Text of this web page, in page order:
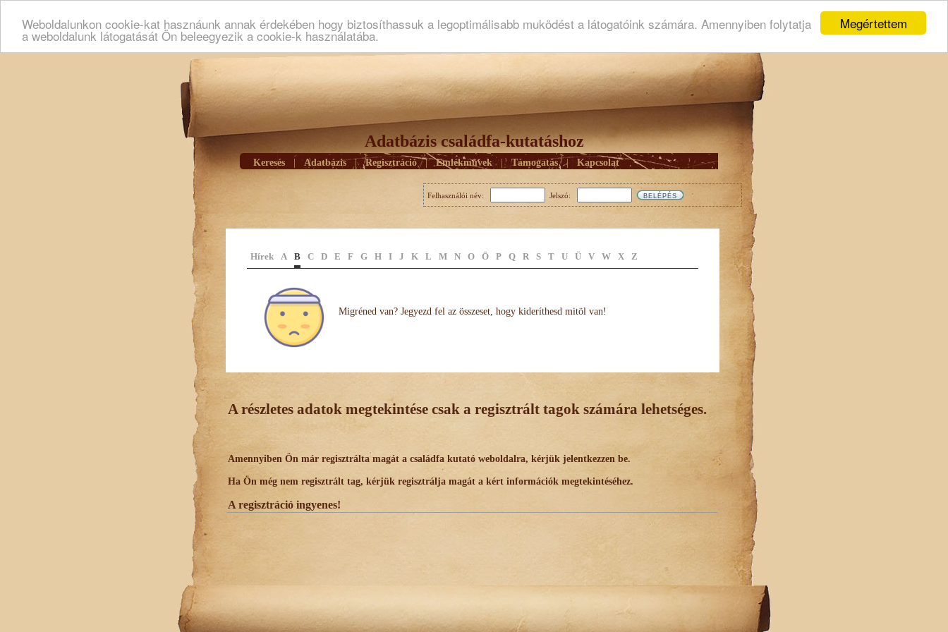
Megértettem
Weboldalunkon cookie-kat hasznáunk annak érdekében hogy biztosíthassuk a legoptimálisabb muködést a látogatóink számára. Amennyiben folytatja
a weboldalunk látogatását Ön beleegyezik a cookie-k használatába.
Adatbázis családfa-kutatáshoz
Keresés Adatbázis | Regisztráció | Emlékmûvek | Támogatás | Kapcsolat
Felhasználói név: Jelszó:
Hírek A B C D E F G H I J K L M N O Ö P Q R S T U Ü V W X Z
Migréned van? Jegyezd fel az összeset, hogy kideríthesd mitöl van!
A részletes adatok megtekintése csak a regisztrált tagok számára lehetséges.
Amennyiben Ön már regisztrálta magát a családfa kutató weboldalra, kérjük jelentkezzen be.
Ha Ön még nem regisztrált tag, kérjük regisztrálja magát a kért információk megtekintéséhez.
A regisztráció ingyenes!